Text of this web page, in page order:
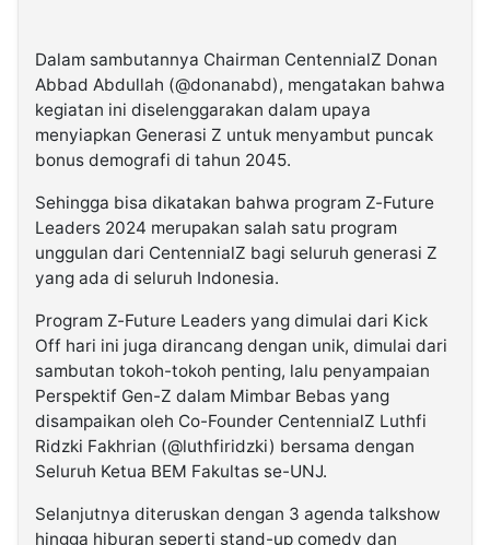
Dalam sambutannya Chairman CentennialZ Donan
Abbad Abdullah (@donanabd), mengatakan bahwa
kegiatan ini diselenggarakan dalam upaya
menyiapkan Generasi Z untuk menyambut puncak
bonus demografi di tahun 2045.
Sehingga bisa dikatakan bahwa program Z-Future
Leaders 2024 merupakan salah satu program
unggulan dari CentennialZ bagi seluruh generasi Z
yang ada di seluruh Indonesia.
Program Z-Future Leaders yang dimulai dari Kick
Off hari ini juga dirancang dengan unik, dimulai dari
sambutan tokoh-tokoh penting, lalu penyampaian
Perspektif Gen-Z dalam Mimbar Bebas yang
disampaikan oleh Co-Founder CentennialZ Luthfi
Ridzki Fakhrian (@luthfiridzki) bersama dengan
Seluruh Ketua BEM Fakultas se-UNJ.
Selanjutnya diteruskan dengan 3 agenda talkshow
hingga hiburan seperti stand-up comedy dan